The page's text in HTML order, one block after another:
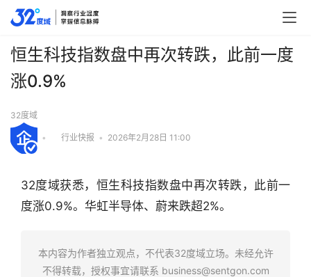
恒生科技指数盘中再次转跌，此前一度
涨0.9%
32度域
• 行业快报 • 2026年2月28日 11:00
32度域获悉，恒生科技指数盘中再次转跌，此前一
度涨0.9%。华虹半导体、蔚来跌超2%。
本内容为作者独立观点，不代表32度域立场。未经允许
不得转载，授权事宜请联系 business@sentgon.com